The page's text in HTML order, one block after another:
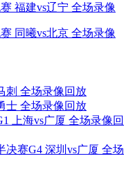
福建vs辽宁 全场录像
同曦vs北京 全场录像
刺 全场录像回放
士 全场录像回放
上海vs广厦 全场录像回
决赛G4 深圳vs广厦 全场